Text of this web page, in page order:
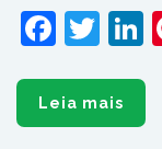
Leia mais